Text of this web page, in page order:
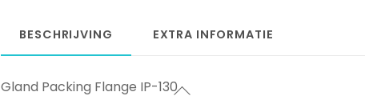
BESCHRIJVING EXTRA INFORMATIE
Gland Packing Flange IP-130